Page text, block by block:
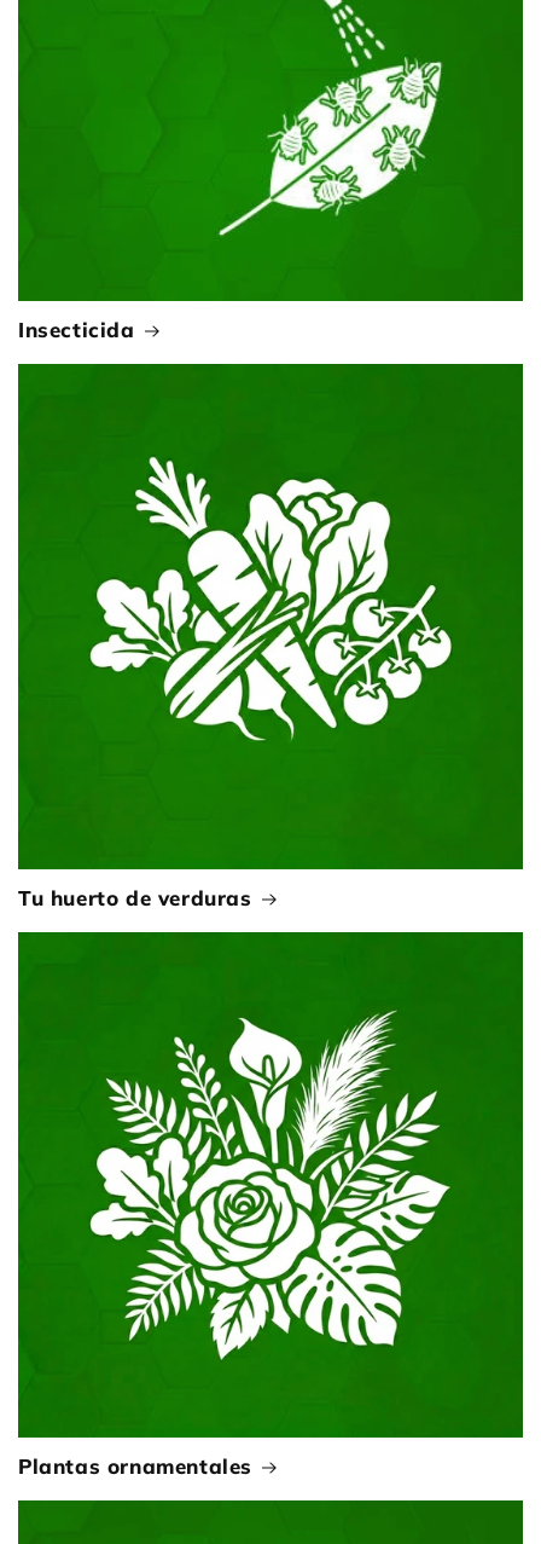
Insecticida
Tu huerto de verduras
Plantas ornamentales